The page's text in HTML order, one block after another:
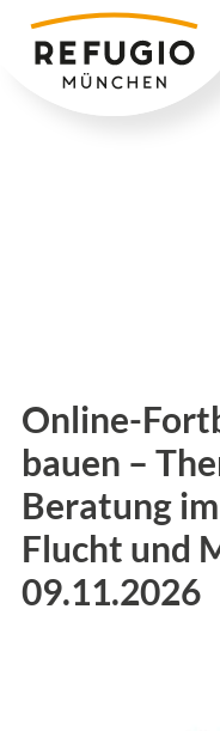
Zum
Inhalt
springen
Online-
bauen –
Beratung
Flucht und
09.11.2026